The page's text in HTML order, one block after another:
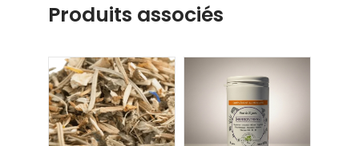
Produits associés